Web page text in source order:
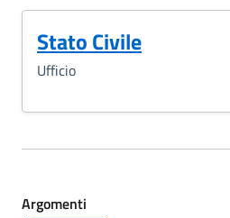
Stato Civile
Ufficio
Argomenti